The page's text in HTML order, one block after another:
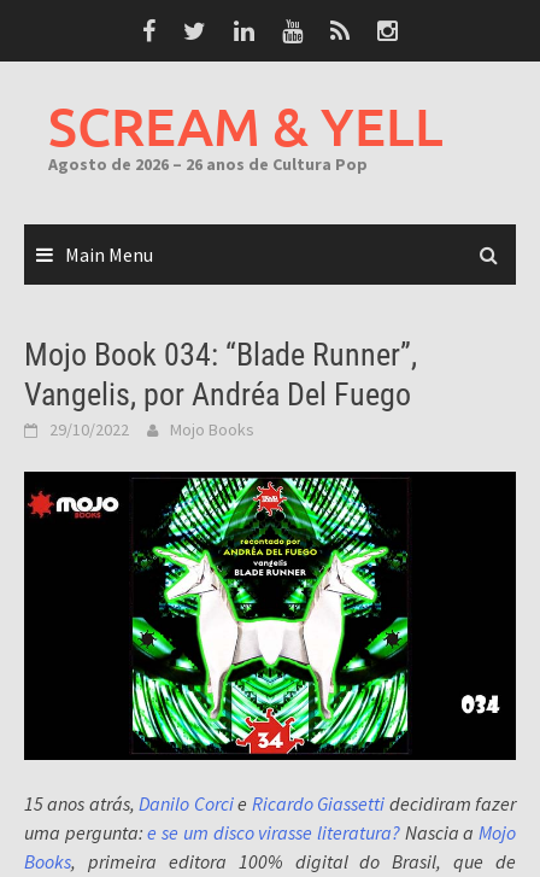
SCREAM & YELL
Agosto de 2026 – 26 anos de Cultura Pop
Main Menu
Mojo Book 034: “Blade Runner”,
Vangelis, por Andréa Del Fuego
29/10/2022 Mojo Books
15 anos atrás,Danilo Corcie Ricardo Giassetti decidiram fazer
uma pergunta:e se um disco virasse literatura?Nascia aMojo
Books, primeira editora 100% digital do Brasil, que de